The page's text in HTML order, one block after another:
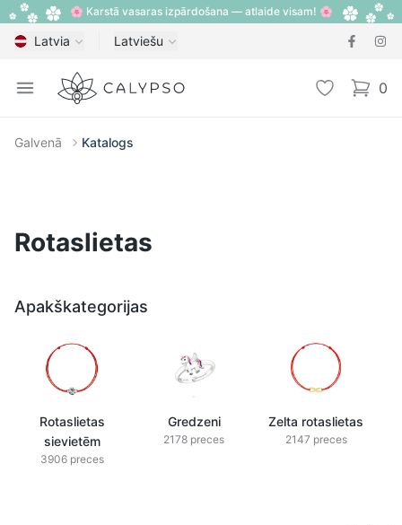
🌸 Karstā vasaras izpārdošana — atlaide visam! 🌸
Latvia Latviešu
Open menu
Calypso Vēlmju 0
items
Galvenā Katalogs
Rotaslietas
Apakškategorijas
Rotaslietas
sievietēm
3906 preces
Gredzeni
2178 preces
Zelta rotaslietas
2147 preces